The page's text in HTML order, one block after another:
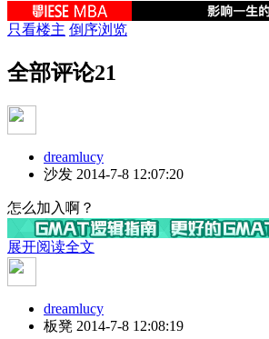
只看楼主 倒序浏览
全部评论21
dreamlucy
沙发 2014-7-8 12:07:20
怎么加入啊？
展开阅读全文
dreamlucy
板凳 2014-7-8 12:08:19